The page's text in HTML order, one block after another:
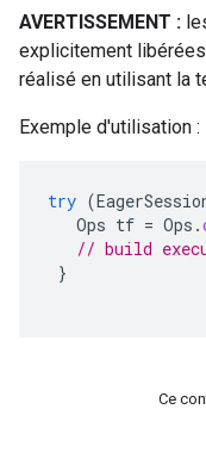
AVERTISSEMENT :
explicitement
réalisé en utilisant la
Exemple d'utilisation :
try (
Ops tf = Ops .
// build
}
Ce